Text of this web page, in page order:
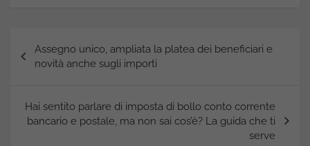
articoli
Assegno unico, ampliata la platea dei beneficiari e
novità anche sugli importi
Hai sentito parlare di imposta di bollo conto corrente
bancario e postale, ma non sai cos’è? La guida che ti
serve